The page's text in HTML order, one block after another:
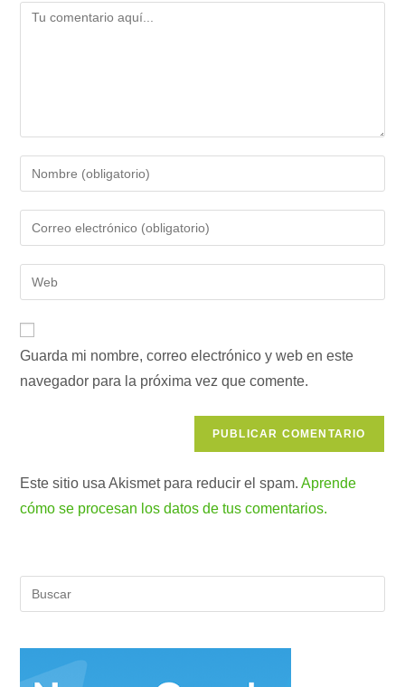
Comentario
tu
nombre
de
usuario
para
tu
dirección
de
para
comentar
la
de
tu
web
Guarda mi nombre, correo electrónico y web en este
navegador para la próxima vez que comente.
Este sitio usa Akismet para reducir el spam.Aprende
cómo se procesan los datos de tus comentarios.